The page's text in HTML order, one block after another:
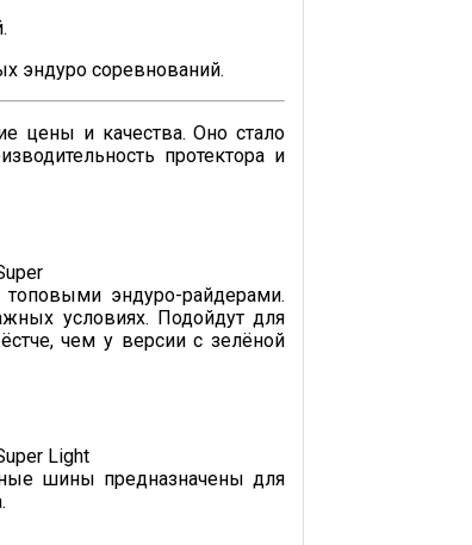
эндуро соревнований.
цены и качества. Оно стало
протектора и
эндуро-райдерами.
условиях. Подойдут для
чем у версии с зелёной
шины предназначены для